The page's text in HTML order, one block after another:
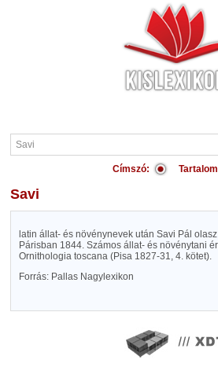
Címszó:
Savi
latin állat- és növénynevek után Savi Pál
Párisban 1844. Számos állat- és növénytani
Ornithologia toscana (Pisa 1827-31, 4. kötet).
Forrás: Pallas Nagylexikon